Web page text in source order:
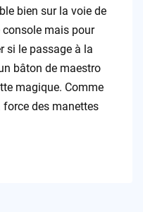
bien sur la voie de
console mais pour
si le passage à la
bâton de maestro
magique. Comme
force des manettes